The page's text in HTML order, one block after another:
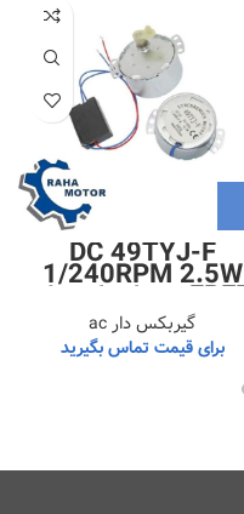
DC 49TYJ-F
1/240RPM 2.5W
FREE همراه با مبدل
DC به AC
گیربکس دار ac
برای قیمت تماس بگیرید